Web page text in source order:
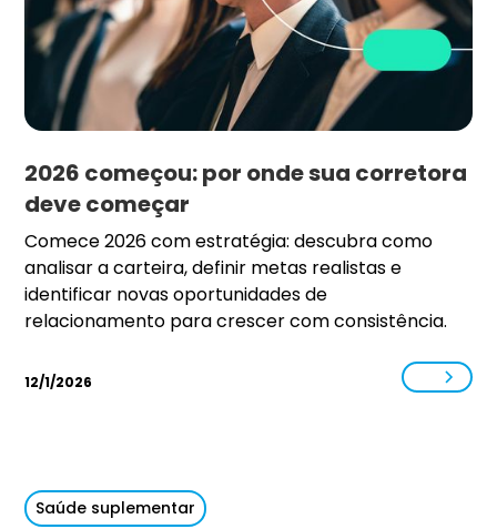
2026 começou: por onde sua corretora
deve começar
Comece 2026 com estratégia: descubra como
analisar a carteira, definir metas realistas e
identificar novas oportunidades de
relacionamento para crescer com consistência.
12/1/2026
Saúde suplementar